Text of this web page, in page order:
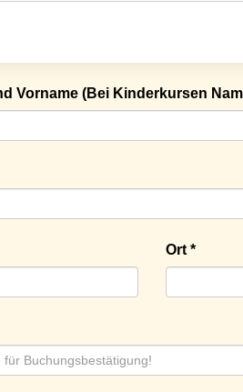
Vorname (Bei Kinderkursen
Ort *